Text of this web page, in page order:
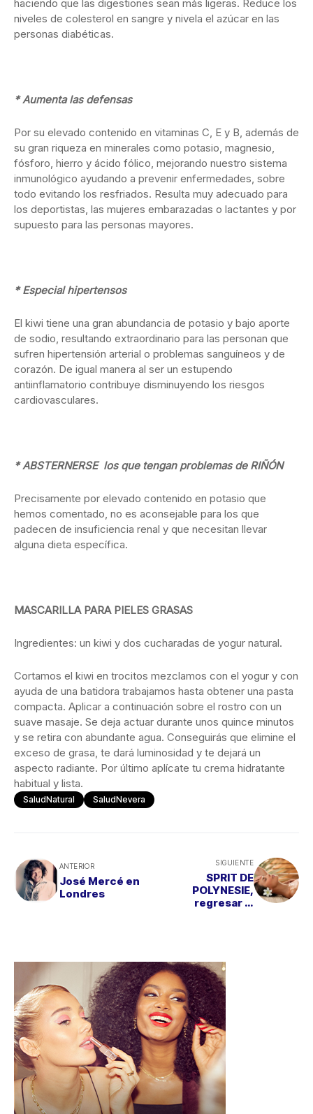
haciendo que las digestiones sean más ligeras. Reduce los
niveles de colesterol en sangre y nivela el azúcar en las
personas diabéticas.
* Aumenta las defensas
Por su elevado contenido en vitaminas C, E y B, además de
su gran riqueza en minerales como potasio, magnesio,
fósforo, hierro y ácido fólico, mejorando nuestro sistema
inmunológico ayudando a prevenir enfermedades, sobre
todo evitando los resfriados. Resulta muy adecuado para
los deportistas, las mujeres embarazadas o lactantes y por
supuesto para las personas mayores.
* Especial hipertensos
El kiwi tiene una gran abundancia de potasio y bajo aporte
de sodio, resultando extraordinario para las personan que
sufren hipertensión arterial o problemas sanguíneos y de
corazón. De igual manera al ser un estupendo
antiinflamatorio contribuye disminuyendo los riesgos
cardiovasculares.
* ABSTERNERSE los que tengan problemas de RIÑÓN
Precisamente por elevado contenido en potasio que
hemos comentado, no es aconsejable para los que
padecen de insuficiencia renal y que necesitan llevar
alguna dieta específica.
MASCARILLA PARA PIELES GRASAS
Ingredientes: un kiwi y dos cucharadas de yogur natural.
Cortamos el kiwi en trocitos mezclamos con el yogur y con
ayuda de una batidora trabajamos hasta obtener una pasta
compacta. Aplicar a continuación sobre el rostro con un
suave masaje. Se deja actuar durante unos quince minutos
y se retira con abundante agua. Conseguirás que elimine el
exceso de grasa, te dará luminosidad y te dejará un
aspecto radiante. Por último aplícate tu crema hidratante
habitual y lista.
SaludNatural SaludNevera
ANTERIOR
José Mercé en
Londres
SIGUIENTE
SPRIT DE
POLYNESIE,
regresar al